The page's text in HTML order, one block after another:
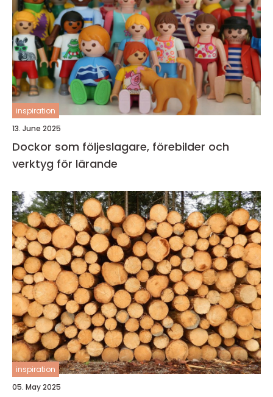
inspiration
13. June 2025
Dockor som följeslagare, förebilder och
verktyg för lärande
inspiration
05. May 2025